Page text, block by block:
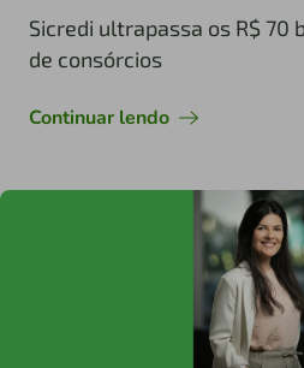
Sicredi ultrapassa os R$ 70
de consórcios
Continuar lendo